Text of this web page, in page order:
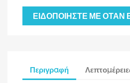
ΕΙΔΟΠΟΙΉΣΤΕ ΜΕ ΌΤΑΝ
Περιγραφή